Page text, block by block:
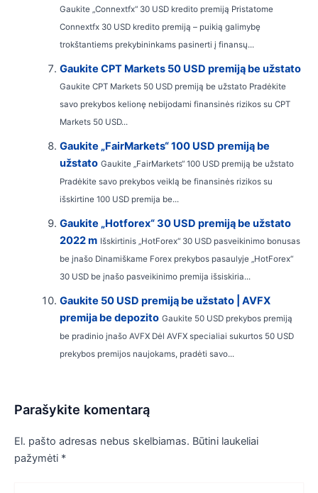
Gaukite „Connextfx“ 30 USD kredito premiją Pristatome
Connextfx 30 USD kredito premiją – puikią galimybę
trokštantiems prekybininkams pasinerti į finansų...
Gaukite CPT Markets 50 USD premiją be užstato
Gaukite CPT Markets 50 USD premiją be užstato Pradėkite
savo prekybos kelionę nebijodami finansinės rizikos su CPT
Markets 50 USD...
Gaukite „FairMarkets“ 100 USD premiją be
užstato Gaukite „FairMarkets“ 100 USD premiją be užstato
Pradėkite savo prekybos veiklą be finansinės rizikos su
išskirtine 100 USD premija be...
Gaukite „Hotforex“ 30 USD premiją be užstato
2022 m Išskirtinis „HotForex“ 30 USD pasveikinimo bonusas
be įnašo Dinamiškame Forex prekybos pasaulyje „HotForex“
30 USD be įnašo pasveikinimo premija išsiskiria...
Gaukite 50 USD premiją be užstato | AVFX
premija be depozito Gaukite 50 USD prekybos premiją
be pradinio įnašo AVFX Dėl AVFX specialiai sukurtos 50 USD
prekybos premijos naujokams, pradėti savo...
Parašykite komentarą
El. pašto adresas nebus skelbiamas. Būtini laukeliai
pažymėti *